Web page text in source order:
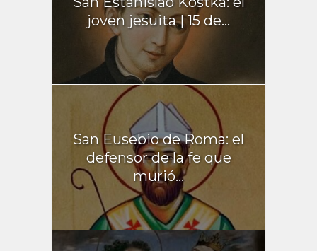
joven jesuita | 15 de...
San Eusebio de Roma: el
defensor de la fe que
murió...